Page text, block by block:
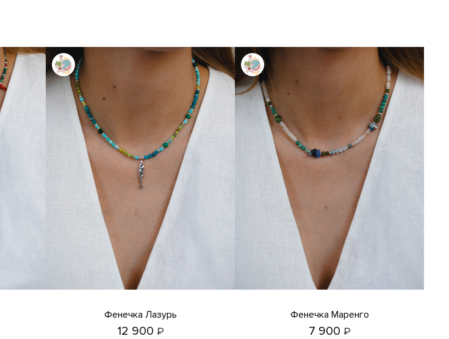
Фенечка Лазурь
12 900 ₽
Фенечка Маренго
7 900 ₽